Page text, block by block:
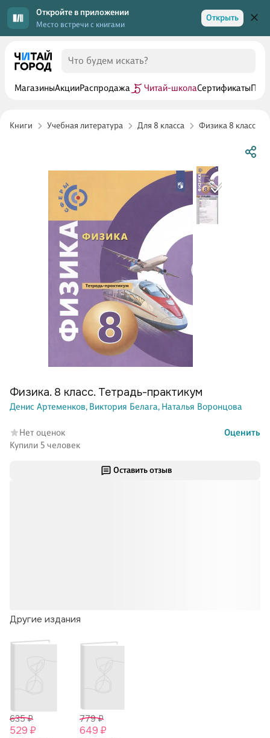
Откройте в приложении
Место встречи с книгами
Открыть
МагазиныАкцииРаспродажа Читай-школаСертификаты
Книги Учебная литература Для 8 класса Физика 8 класс
Оставить отзыв
Другие издания
635 ₽
529 ₽
779 ₽
649 ₽
Физика. 8 класс. Тетрадь-практикум
Денис Артеменков, Виктория Белага, Наталья Воронцова
Нет оценок
Оценить
Купили 5 человек